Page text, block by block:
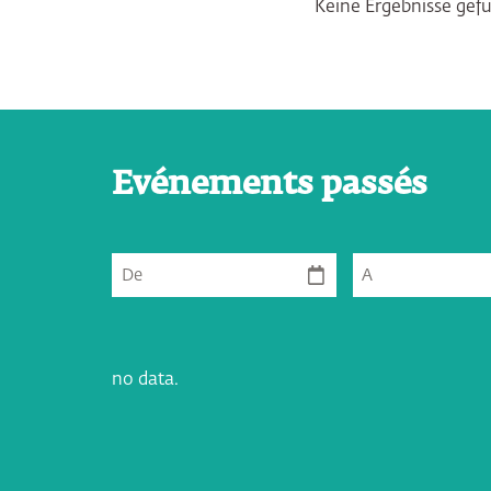
Keine Ergebnisse
Evénements passés
De A
no data.